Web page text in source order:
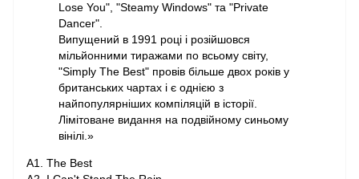
Lose You", "Steamy Windows" та "Private
Dancer".
Випущений в 1991 році і розійшовся
мільйонними тиражами по всьому світу,
"Simply The Best" провів більше двох років у
британських чартах і є однією з
найпопулярніших компіляцій в історії.
Лімітоване видання на подвійному синьому
вінілі.»
A1. The Best